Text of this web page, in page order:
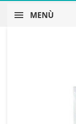
MENÙ